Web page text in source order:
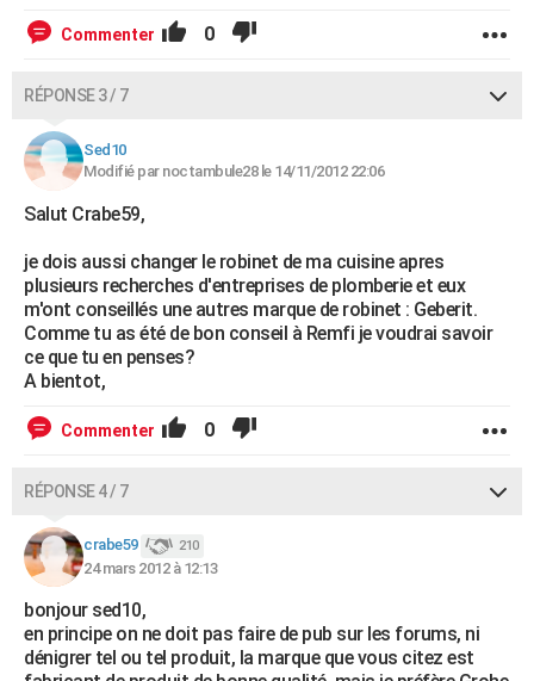
Commenter 0
RÉPONSE 3 / 7
Sed10
Modifié par noctambule28 le 14/11/2012 22:06
Salut Crabe59,
je dois aussi changer le robinet de ma cuisine apres
plusieurs recherches d'entreprises de plomberie et eux
m'ont conseillés une autres marque de robinet : Geberit.
Comme tu as été de bon conseil à Remfi je voudrai savoir
ce que tu en penses?
A bientot,
Commenter 0
RÉPONSE 4 / 7
crabe59 210
24 mars 2012 à 12:13
bonjour sed10,
en principe on ne doit pas faire de pub sur les forums, ni
dénigrer tel ou tel produit, la marque que vous citez est